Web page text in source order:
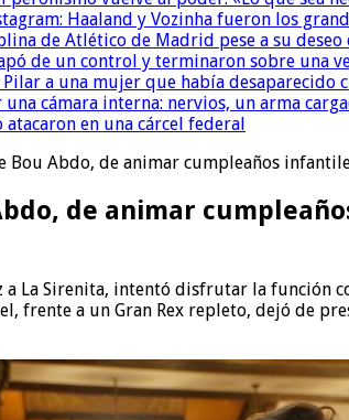
Haaland y Vozinha fueron los
de Atlético de Madrid pese a su deseo
de un control y terminaron sobre una
a una mujer que había desaparecido
cámara interna: nervios, un arma
atacaron en una cárcel federal
Bou Abdo, de animar cumpleaños
de animar
La Sirenita, intentó disfrutar la función
frente a un Gran Rex repleto, dejó de